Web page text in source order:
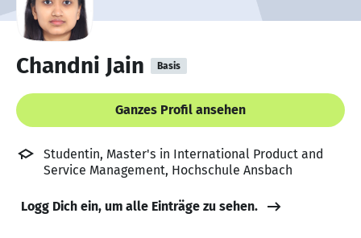
Chandni Jain Basis
Ganzes Profil ansehen
Studentin, Master's in International Product and
Service Management, Hochschule Ansbach
Logg Dich ein, um alle Einträge zu sehen.